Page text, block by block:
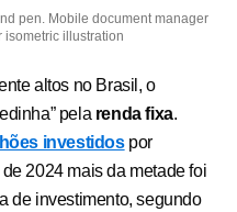
pen. Mobile document manager
isometric illustration
altos no Brasil, o
pela renda fixa.
investidospor
2024 mais da metade foi
de investimento, segundo